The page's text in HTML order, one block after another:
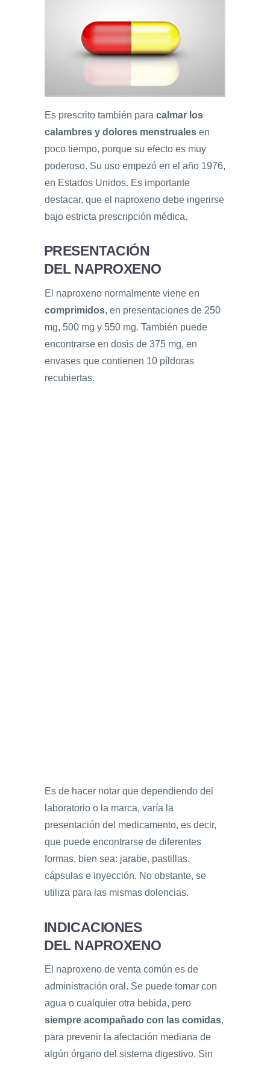
Es prescrito también para calmar los
calambres y dolores menstruales en
poco tiempo, porque su efecto es muy
poderoso. Su uso empezó en el año 1976,
en Estados Unidos. Es importante
destacar, que el naproxeno debe ingerirse
bajo estricta prescripción médica.
PRESENTACIÓN
DEL NAPROXENO
El naproxeno normalmente viene en
comprimidos, en presentaciones de 250
mg, 500 mg y 550 mg. También puede
encontrarse en dosis de 375 mg, en
envases que contienen 10 píldoras
recubiertas.
Es de hacer notar que dependiendo del
laboratorio o la marca, varía la
presentación del medicamento, es decir,
que puede encontrarse de diferentes
formas, bien sea: jarabe, pastillas,
cápsulas e inyección. No obstante, se
utiliza para las mismas dolencias.
INDICACIONES
DEL NAPROXENO
El naproxeno de venta común es de
administración oral. Se puede tomar con
agua o cualquier otra bebida, pero
siempre acompañado con las comidas,
para prevenir la afectación mediana de
algún órgano del sistema digestivo. Sin